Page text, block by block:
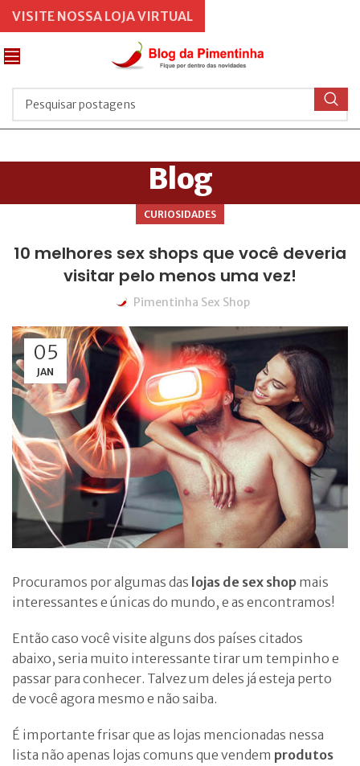
Blog
CURIOSIDADES
10 melhores sex shops que você deveria
visitar pelo menos uma vez!
Pimentinha Sex Shop
05
JAN
Procuramos por algumas das lojas de sex shop mais
interessantes e únicas do mundo, e as encontramos!
Então caso você visite alguns dos países citados
abaixo, seria muito interessante tirar um tempinho e
passar para conhecer. Talvez um deles já esteja perto
de você agora mesmo e não saiba.
É importante frisar que as lojas mencionadas nessa
lista não apenas lojas comuns que vendem produtos
VISITE NOSSA LOJA VIRTUAL